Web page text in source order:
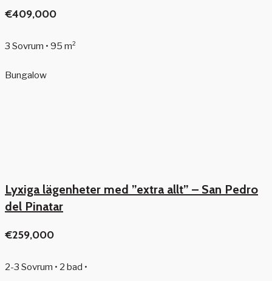
€409,000
3 Sovrum • 95 m²
Bungalow
Lyxiga lägenheter med ”extra allt” – San Pedro
del Pinatar
€259,000
2-3 Sovrum • 2 bad •